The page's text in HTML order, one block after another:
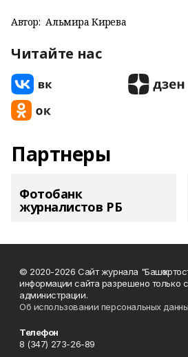
Автор: Альмира Кирәева
Читайте нас
Партнеры
Фотобанк
журналистов РБ
© 2020-2026 Сайт журнала
информации сайта разрешено только
администрации.
Об использовании персональных
Телефон
8 (347) 273-26-89